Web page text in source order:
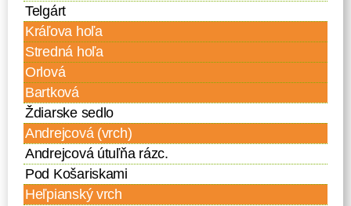
Telgárt
Kráľova hoľa
Stredná hoľa
Orlová
Bartková
Ždiarske sedlo
Andrejcová (vrch)
Andrejcová útuľňa rázc.
Pod Košariskami
Heľpianský vrch